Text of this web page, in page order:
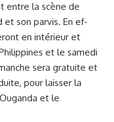
entre la scène de
et son parvis. En ef-
en intérieur et
et le samedi
sera gratuite et
pour laisser la
et le